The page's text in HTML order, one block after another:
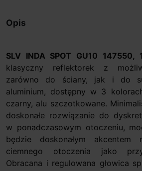
Opis
SLV INDA SPOT GU10 147550,
klasyczny reflektorek z
zarówno do ściany, jak i do
aluminium, dostępny w 3
czarny, alu szczotkowane.
doskonałe rozwiązanie do
w ponadczasowym otoczeniu,
będzie doskonałym
ciemnego otoczenia jako
Obracana i regulowana głowica